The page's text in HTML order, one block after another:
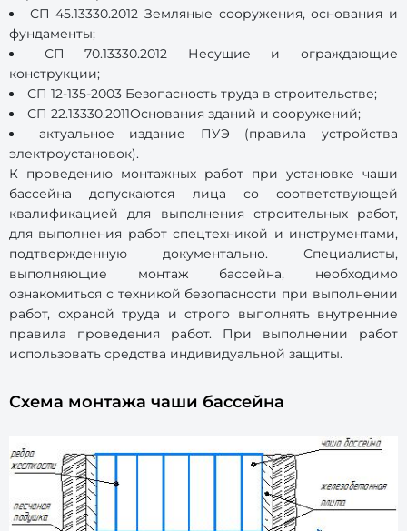
СП 45.13330.2012 Земляные сооружения, основания и
фундаменты;
СП 70.13330.2012 Несущие и ограждающие
конструкции;
СП 12-135-2003 Безопасность труда в строительстве;
СП 22.13330.2011Основания зданий и сооружений;
актуальное издание ПУЭ (правила устройства
электроустановок).
К проведению монтажных работ при установке чаши
бассейна допускаются лица со соответствующей
квалификацией для выполнения строительных работ,
для выполнения работ спецтехникой и инструментами,
подтвержденную документально. Специалисты,
выполняющие монтаж бассейна, необходимо
ознакомиться с техникой безопасности при выполнении
работ, охраной труда и строго выполнять внутренние
правила проведения работ. При выполнении работ
использовать средства индивидуальной защиты.
Схема монтажа чаши бассейна